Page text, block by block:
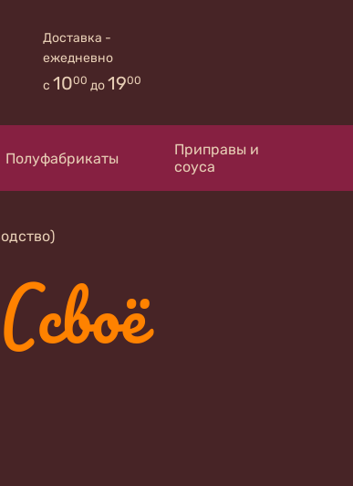
Доставка -
ежедневно
с 1000 до1900
Полуфабрикаты
Приправы и
соуса